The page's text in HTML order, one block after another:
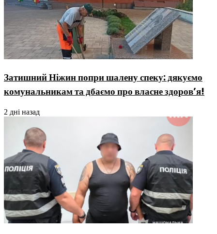
Затишний Ніжин попри шалену спеку: дякуємо
комунальникам та дбаємо про власне здоров’я!
2 дні назад